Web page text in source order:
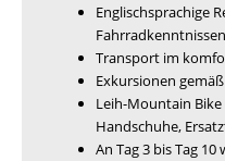
Englischsprachige
Fahrradkenntnissen
Transport im
Exkursionen
Leih-Mountain Bike
Handschuhe,
An Tag 3 bis Tag